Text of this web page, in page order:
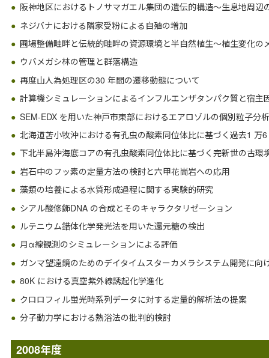
阪神地区におけるトノサマガエル集団の遺伝的構造～生息地周辺
ネジバナにおける隣家受粉による自殖の増加
圃場整備畦畔と伝統的畦畔の資源環境と半自然植生～植生変化の
ウバメガシ林の管理と群落構造
再度山人為処理区の30 年間の遷移動態について
計算機シミュレーションによるインフルエンザタンパク質と宿主
SEM-EDX を用いた神戸市東部におけるエアロゾルの個別粒子分
北海道苫小牧沖における有孔虫の酸素同位体比に基づく過去1 万
下北半島沖海底コアの有孔虫酸素同位体比に基づく完新世の古環
岩石中のフッ素の定量方法の検討と六甲花崗岩への応用
藻類の培養による水質形成過程に関する実験的研究
シアル酸修飾DNA の合成とそのキャラクタリゼーション
ルテニウム錯体化学発光法を用いた還元糖の検出
月α線観測のシミュレーションによる評価
ガンマ望遠鏡のためのデイタイムスターカメラシステム開発に向
80K における真空紫外線誘起化学進化
クロロフィル蛍光時系列データに対する定量的解析法の提案
分子動力学における熱浴法の批判的検討
2008年度